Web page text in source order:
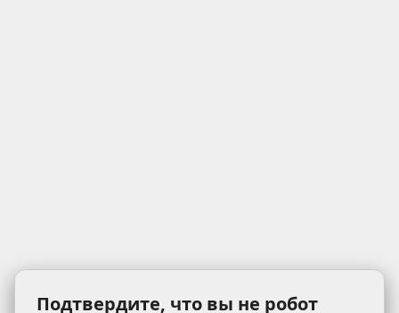
Подтвердите, что вы не робот